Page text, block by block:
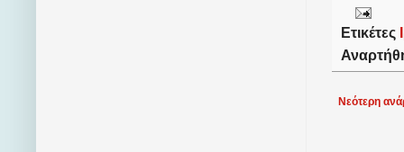
Ετικέτες
Νεότερη